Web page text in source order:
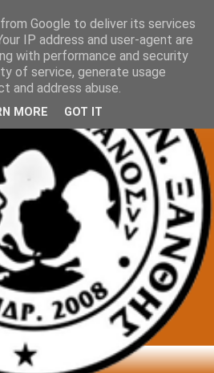
Google to deliver its services
IP address and user-agent are
with performance and security
of service, generate usage
and address abuse.
MORE GOT IT